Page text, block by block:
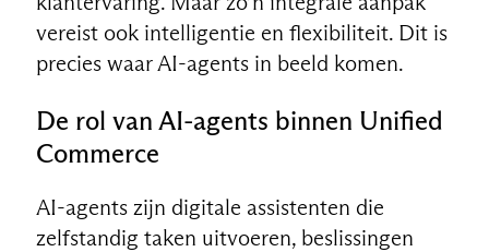
vereist ook intelligentie en flexibiliteit. Dit is
precies waar AI-agents in beeld komen.
De rol van AI-agents binnen Unified
Commerce
AI-agents zijn digitale assistenten die
zelfstandig taken uitvoeren, beslissingen